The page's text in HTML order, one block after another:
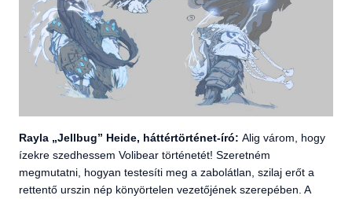
Rayla „Jellbug” Heide, háttértörténet-író: Alig várom, hogy
ízekre szedhessem Volibear történetét! Szeretném
megmutatni, hogyan testesíti meg a zabolátlan, szilaj erőt a
rettentő urszin nép könyörtelen vezetőjének szerepében. A